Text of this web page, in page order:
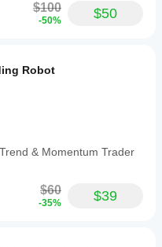
$100
-50% $50
Robot
& Momentum Trader
$60
-35% $39